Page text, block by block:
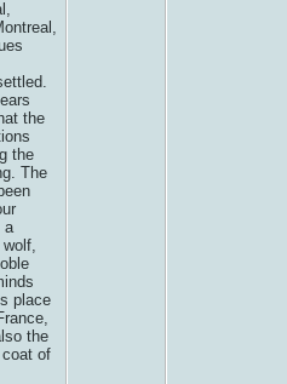
the
the
The
a
place
the
of